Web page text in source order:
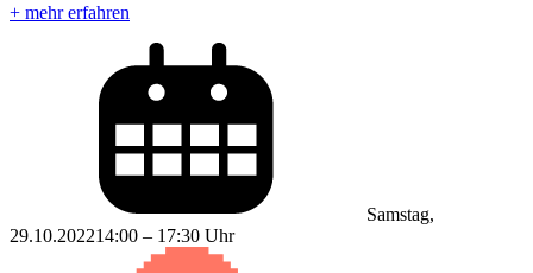
+ mehr erfahren
Samstag,
29.10.202214:00 – 17:30 Uhr